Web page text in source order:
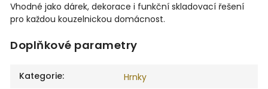
Vhodné jako dárek, dekorace i funkční skladovací řešení
pro každou kouzelnickou domácnost.
Doplňkové parametry
Kategorie: Hrnky